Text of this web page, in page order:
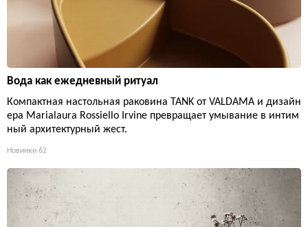
Вода как ежедневный ритуал
Компактная настольная раковина TANK от VALDAMA и дизайн
ера Marialaura Rossiello Irvine превращает умывание в интим
ный архитектурный жест.
Новинки 62